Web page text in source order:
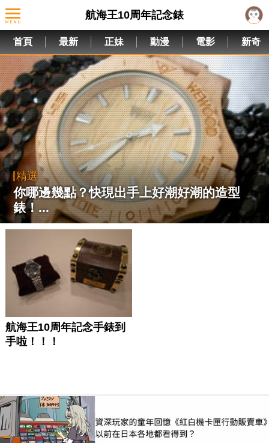
航海王10周年記念錶
首頁 最新 正妹 動漫 電影 新奇
精選